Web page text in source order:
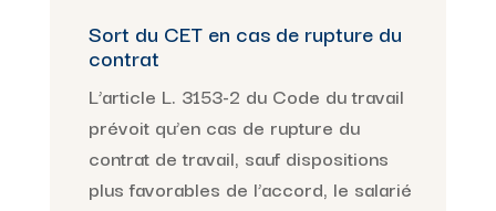
Sort du CET en cas de rupture du
contrat
L’article L. 3153-2 du Code du travail
prévoit qu’en cas de rupture du
contrat de travail, sauf dispositions
plus favorables de l’accord, le salarié